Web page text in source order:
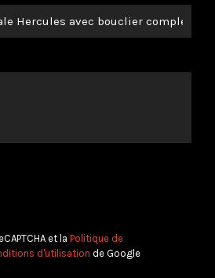
et la Politique de
d'utilisation de Google